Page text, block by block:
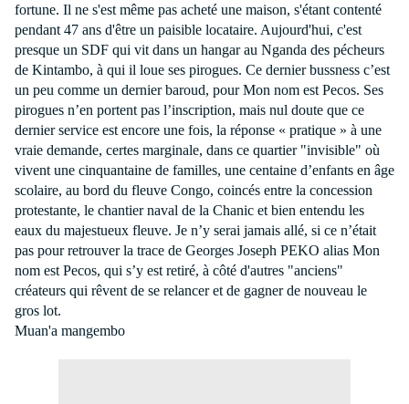
fortune. Il ne s'est même pas acheté une maison, s'étant contenté
pendant 47 ans d'être un paisible locataire. Aujourd'hui, c'est
presque un SDF qui vit dans un hangar au Nganda des pécheurs
de Kintambo, à qui il loue ses pirogues. Ce dernier bussness c’est
un peu comme un dernier baroud, pour Mon nom est Pecos. Ses
pirogues n’en portent pas l’inscription, mais nul doute que ce
dernier service est encore une fois, la réponse « pratique » à une
vraie demande, certes marginale, dans ce quartier "invisible" où
vivent une cinquantaine de familles, une centaine d’enfants en âge
scolaire, au bord du fleuve Congo, coincés entre la concession
protestante, le chantier naval de la Chanic et bien entendu les
eaux du majestueux fleuve. Je n’y serai jamais allé, si ce n’était
pas pour retrouver la trace de Georges Joseph PEKO alias Mon
nom est Pecos, qui s’y est retiré, à côté d'autres "anciens"
créateurs qui rêvent de se relancer et de gagner de nouveau le
gros lot.
Muan'a mangembo